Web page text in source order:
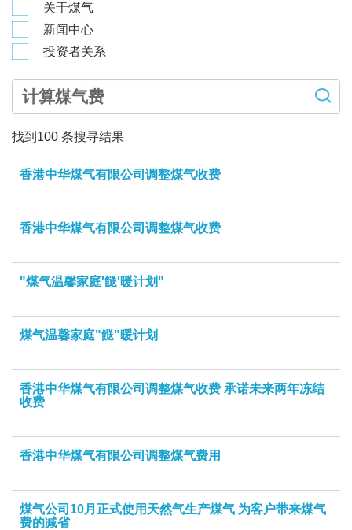
关于煤气
新闻中心
投资者关系
找到 100 条搜寻结果
香港中华煤气有限公司调整煤气收费
香港中华煤气有限公司调整煤气收费
"煤气温馨家庭'餸'暖计划"
煤气温馨家庭"餸"暖计划
香港中华煤气有限公司调整煤气收费 承诺未来两年冻结
收费
香港中华煤气有限公司调整煤气费用
煤气公司10月正式使用天然气生产煤气 为客户带来煤气
费的减省